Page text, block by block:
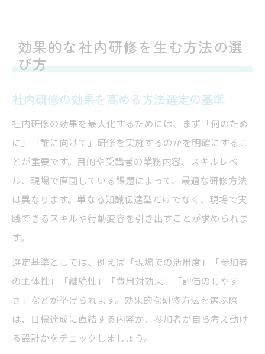
効果的な社内研修を生む方法の選
び方
社内研修の効果を高める方法選定の基準
社内研修の効果を最大化するためには、まず「何のため
に」「誰に向けて」研修を実施するのかを明確にするこ
とが重要です。目的や受講者の業務内容、スキルレベ
ル、現場で直面している課題によって、最適な研修方法
は異なります。単なる知識伝達型だけでなく、現場で実
践できるスキルや行動変容を引き出すことが求められま
す。
選定基準としては、例えば「現場での活用度」「参加者
の主体性」「継続性」「費用対効果」「評価のしやす
さ」などが挙げられます。効果的な研修方法を選ぶ際
は、目標達成に直結する内容か、参加者が自ら考え動け
る設計かをチェックしましょう。